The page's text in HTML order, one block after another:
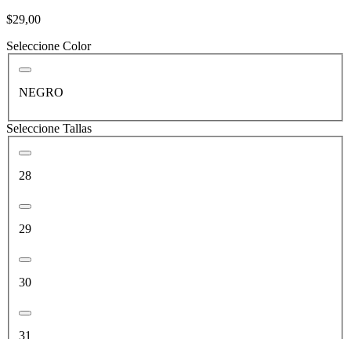
$29,00
Seleccione Color
NEGRO
Seleccione Tallas
28
29
30
31